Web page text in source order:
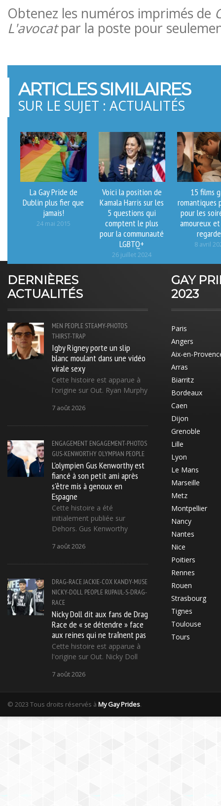
Obtenez les numéros imprimés de
L'avocatpar la poste pour
ARTICLES SIMILAIRES
SUR LE SUJET : ACTUALITÉS
La Gay Pride de
Dublin plus fier que
jamais!
24 mai 2015
Voici la position de
Kamala Harris sur les
5 questions qui
comptent le plus
pour la communauté
LGBTQ+
26 juillet 2024
15 films
romantiques
pour les
amoureux
8 avril
DERNIÈRES
ACTUALITÉS
MEN PEOPLE STEAMY-PHOTOS
THIRST-TRAP
Igby Rigney porte un slip
blanc moulant dans une vidéo
virale sexy
Cette histoire est apparue à
l'origine sur Out. Ryan Murphy
7 août 2026
ENGAGEMENT ENGAGEMENT-PHOTOS
GUS-KENWORTHY OLYMPIAN PEOPLE
L'olympien Gus Kenworthy est
fiancé à son petit ami après
s'être mis à genoux en
Espagne
Cette histoire a été
initialement publiée sur
Dehors. Gus Kenworthy
7 août 2026
DRAG-RACEJACKIE-COX KANDY-MUSE
NICKY-DOLL PEOPLE RUPAUL-S-DRAG-
RACE
Nicky Doll dit aux fans de Drag
Race de « se détendre » face
aux reines qui ne traînent pas
Cette histoire est apparue à
l'origine sur Out. Nicky Doll
7 août 2026
GAY
2023
Paris
Angers
Aix-en-
Arras
Biarritz
Bordeaux
Caen
Dijon
Grenoble
Lille
Lyon
Le Mans
Marseille
Metz
Montpellier
Nancy
Nantes
Nice
Poitiers
Rennes
Rouen
Strasbourg
Tignes
Toulouse
Tours
© 2023 Tous droits réservés à My Gay Prides.